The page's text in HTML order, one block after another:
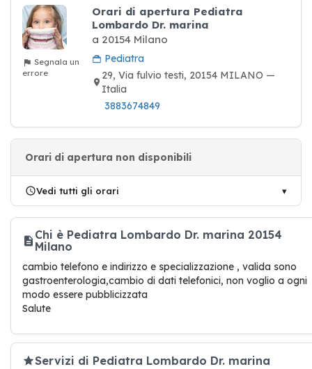
Segnala un
errore
Orari di apertura Pediatra
Lombardo Dr. marina
a 20154 Milano
Pediatra
29, Via fulvio testi, 20154 MILANO —
Italia
3883674849
Orari di apertura non disponibili
Vedi tutti gli orari
Chi è Pediatra Lombardo Dr. marina 20154
Milano
cambio telefono e indirizzo e specializzazione , valida sono
gastroenterologia,cambio di dati telefonici, non voglio a ogni
modo essere pubblicizzata
Salute
Servizi di Pediatra Lombardo Dr. marina